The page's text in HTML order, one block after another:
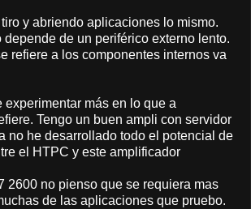
y abriendo aplicaciones lo mismo.
depende de un periférico externo lento.
refiere a los componentes internos va
experimentar más en lo que a
Tengo un buen ampli con servidor
no he desarrollado todo el potencial de
el HTPC y este amplificador
2600 no pienso que se requiera mas
de las aplicaciones que pruebo.